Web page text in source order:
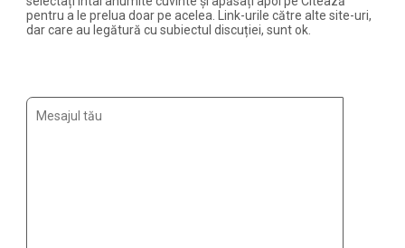
pentru a le prelua doar pe acelea. Link-urile către alte site-uri,
dar care au legătură cu subiectul discuției, sunt ok.